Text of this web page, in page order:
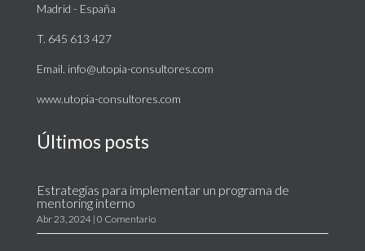
Madrid - España
T. 645 613 427
Email. info@utopia-consultores.com
www.utopia-consultores.com
Últimos posts
Estrategias para implementar un programa de
mentoring interno
Abr 23, 2024| 0 Comentario